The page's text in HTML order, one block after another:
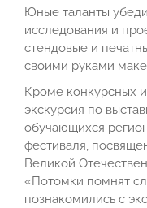
Юные таланты
исследования и
стендовые и
своими руками
Кроме конкурсных
экскурсия по
обучающихся
фестиваля,
Великой
«Потомки помнят
познакомились с